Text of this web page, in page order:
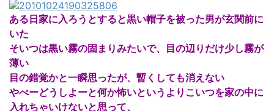
ある日家に入ろうとすると黒い帽子を被った男が玄関前に
いた
そいつは黒い霧の固まりみたいで、目の辺りだけ少し霧が
薄い
目の錯覚かと一瞬思ったが、暫くしても消えない
やべーどうしよーと何か怖いというよりこいつを家の中に
入れちゃいけないと思って、